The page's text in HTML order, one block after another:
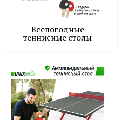
Всепогодные
теннисные столы